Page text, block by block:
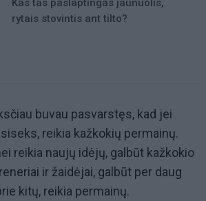
Kas tas paslaptingas jaunuolis,
rytais stovintis ant tilto?
buvau pasvarstęs, kad jei
reikia kažkokių permainų.
reikia naujų idėjų, galbūt kažkokio
ir žaidėjai, galbūt per daug
kitų, reikia permainų.